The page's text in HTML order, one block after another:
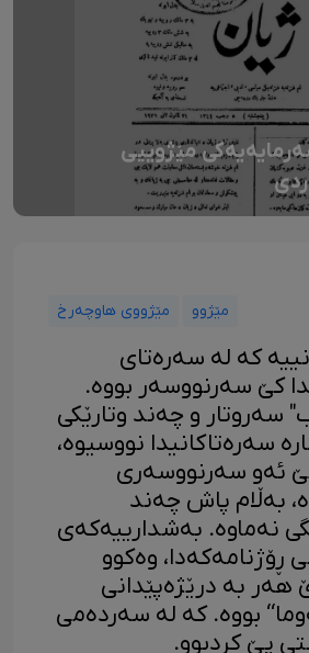
مێژوییی
مێژوو مێژووی هاوچەرخ
کە لە سەرەتای
کێ سەرنووسەر بووە.
سەروتار و چەند وتارێکی
سەرەتاکانیدا نووسیوە،
ئەو سەرنووسەری
بەڵام پاش چەند
نەماوە. بەشدارییەکەی
ڕۆژنامەکەدا، وەکوو
هەر بە درێژەپێدانی
بووە. کە لە سەردەمی
پێ کردبوو.